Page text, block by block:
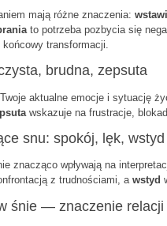
mają różne znaczenia:
to potrzeba pozbycia się
transformacji.
brudna, zepsuta
aktualne emocje i sytuację
wskazuje na frustracje,
snu: spokój, lęk, wstyd
znacząco wpływają na
z trudnościami, awstyd
śnie — znaczenie relacji